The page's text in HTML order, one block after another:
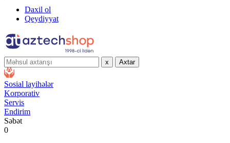
Daxil ol
Qeydiyyat
x Axtar
Sosial layihələr
Korporativ
Servis
Endirim
Səbət
0